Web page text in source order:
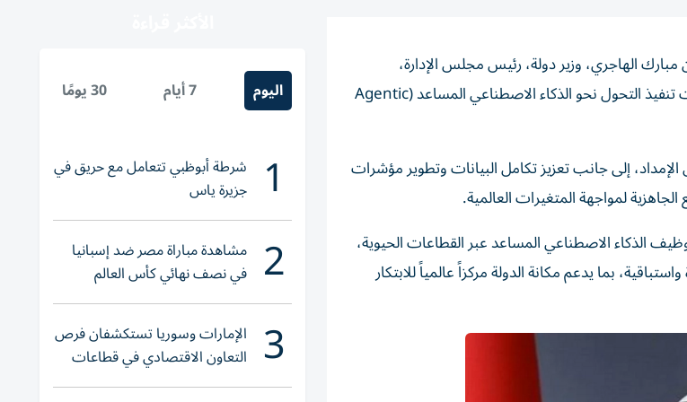
الهاجري، وزير دولة، رئيس مجلس الإدارة،
وبمشاركة الدكتورة فاطمة الكعبي، مدير عام المؤسسة، وأعضاء اللجنة، مستجدات تنفيذ التحول نحو الذكاء الاصطناعي المساعد (Agentic
إلى جانب تعزيز تكامل البيانات وتطوير مؤشرات
لمواجهة المتغيرات العالمية.
الذكاء الاصطناعي المساعد عبر القطاعات الحيوية،
بما يدعم مكانة الدولة مركزاً عالمياً للابتكار
اليوم 7 أيام 30 يومًا
1 شرطة أبوظبي تتعامل مع حريق في
جزيرة ياس
2 مشاهدة مباراة مصر ضد إسبانيا
في نصف نهائي كأس العالم
لناشئات اليد 2026
3 الإمارات وسوريا تستكشفان فرص
التعاون الاقتصادي في قطاعات
حيوية